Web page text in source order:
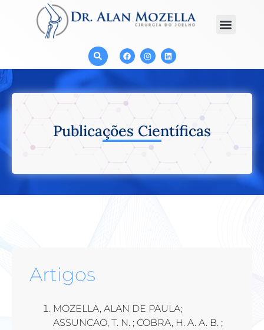
Publicações Científicas
Artigos
MOZELLA, ALAN DE PAULA;
ASSUNCAO, T. N. ; COBRA, H. A. A. B. ;